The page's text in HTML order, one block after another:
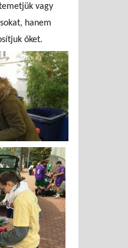
vagy
hanem
őket.